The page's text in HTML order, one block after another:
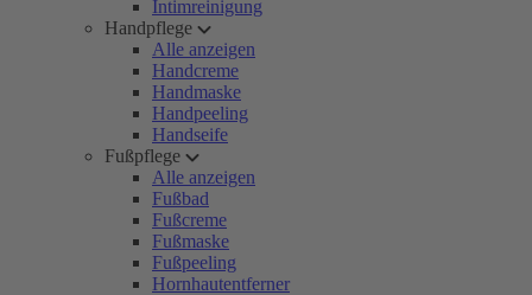
Intimreinigung
Handpflege
Alle anzeigen
Handcreme
Handmaske
Handpeeling
Handseife
Fußpflege
Alle anzeigen
Fußbad
Fußcreme
Fußmaske
Fußpeeling
Hornhautentferner